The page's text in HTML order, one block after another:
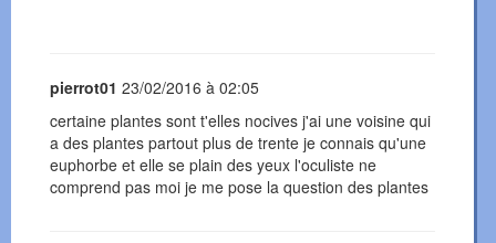
pierrot01 23/02/2016 à 02:05
certaine plantes sont t'elles nocives j'ai une voisine qui
a des plantes partout plus de trente je connais qu'une
euphorbe et elle se plain des yeux l'oculiste ne
comprend pas moi je me pose la question des plantes